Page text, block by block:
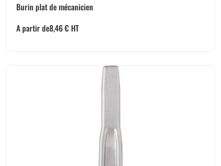
Burin plat de mécanicien
A partir de8,46€ HT